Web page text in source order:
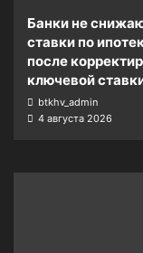
Банки не
ставки по
после
ключевой
btkhv_admin
4 августа 2026